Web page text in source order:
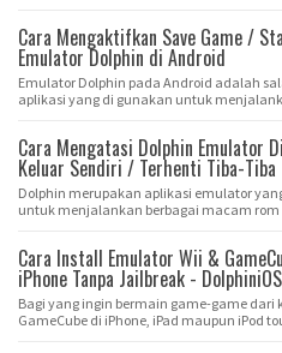
Cara Mengaktifkan Save Game /
Emulator Dolphin di Android
Emulator Dolphin pada Android adalah
aplikasi yang di gunakan untuk
Cara Mengatasi Dolphin Emulator
Keluar Sendiri / Terhenti Tiba-Tiba
Dolphin merupakan aplikasi emulator
untuk menjalankan berbagai macam rom
Cara Install Emulator Wii &
iPhone Tanpa Jailbreak - DolphiniOS
Bagi yang ingin bermain game-game dari
GameCube di iPhone, iPad maupun iPod